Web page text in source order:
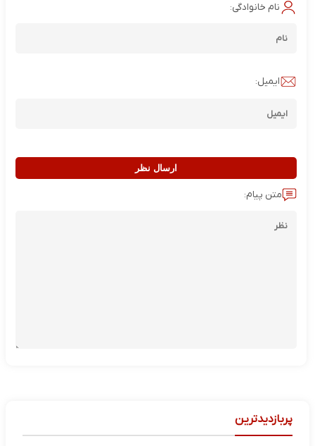
نام خانوادگی:
ایمیل:
ارسال نظر
متن پیام:
پربازدیدترین